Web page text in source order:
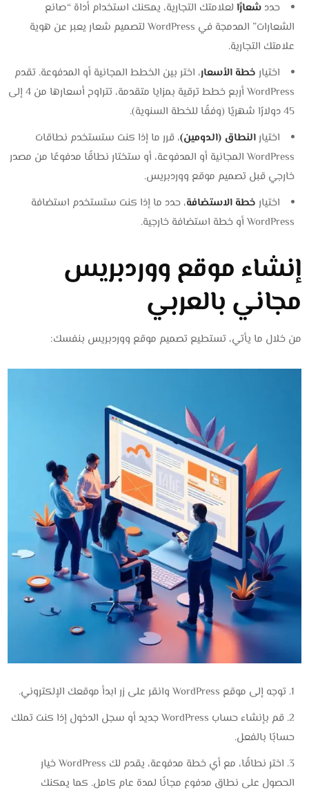
حددشعارًا لعلامتك التجارية، يمكنك استخدام أداة “صانع
الشعارات” المدمجة في WordPress لتصميم شعار يعبر عن هوية
علامتك التجارية.
اختيار خطة الأسعار، اختر بين الخطط المجانية أو المدفوعة. تقدم
WordPress أربع خطط ترقية بمزايا متقدمة، تتراوح أسعارها من 4 إلى
45 دولارًا شهريًا (وفقًا للخطة السنوية).
اختيارالنطاق (الدومين)، قرر ما إذا كنت ستستخدم نطاقات
WordPress المجانية أو المدفوعة، أو ستختار نطاقًا مدفوعًا من مصدر
خارجي قبل تصميم موقع ووردبريس.
اختيار خطة الاستضافة، حدد ما إذا كنت ستستخدم استضافة
WordPress أو خطة استضافة خارجية.
إنشاء موقع ووردبريس
مجاني بالعربي
من خلال ما يأتي، تستطيع تصميم موقع ووردبريس بنفسك:
توجه إلى موقع WordPress وانقر على زر ابدأ موقعك الإلكتروني.
قم بإنشاء حساب WordPress جديد أو سجل الدخول إذا كنت تملك
حسابًا بالفعل.
اختر نطاقًا، مع أي خطة مدفوعة، يقدم لك WordPress خيار
الحصول على نطاق مدفوع مجانًا لمدة عام كامل. كما يمكنك